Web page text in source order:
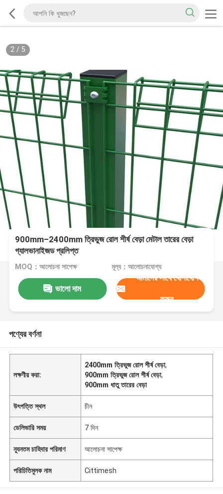
2/ 5
900mm–2400mm ত্রিভুজ রোল শীর্ষ বেড়া মেটাল তারের বেড়া
গ্যালভানাইজড প্রলিপ্ত
MOQ：আলোচনা সাপেক্ষ মূল্য：আলোচনাযোগ্য
ভালো দাম
আমাদের সাথে যোগাযোগ
করুন
পণ্যের বর্ণনা
লক্ষণীয় করা:
2400mm ত্রিভুজ রোল শীর্ষ বেড়া,
900mm ত্রিভুজ রোল শীর্ষ বেড়া,
900mm ধাতু তারের বেড়া
উৎপত্তি স্থল চীন
ডেলিভারি সময় 7 দিন
ন্যূনতম চাহিদার পরিমাণ আলোচনা সাপেক্ষ
পরিচিতিমুলক নাম Cittimesh